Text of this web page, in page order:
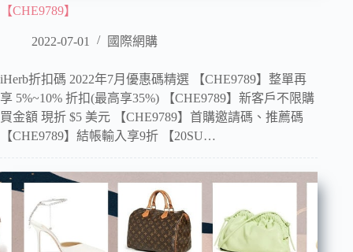
【CHE9789】
2022-07-01 國際網購
iHerb折扣碼 2022年7月優惠碼精選 【CHE9789】整單再
享 5%~10% 折扣(最高享35%) 【CHE9789】新客戶不限購
買金額 現折 $5 美元 【CHE9789】首購邀請碼、推薦碼
【CHE9789】結帳輸入享9折 【20SU…